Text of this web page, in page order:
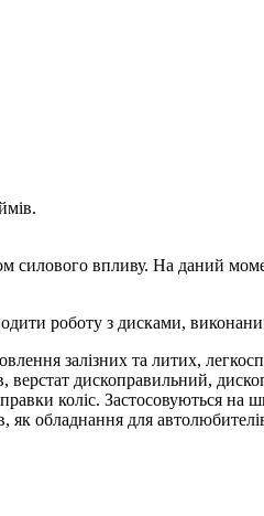
впливу. На даний
роботу з дисками,
залізних та литих,
дископравильний,
коліс. Застосовуються
як обладнання для